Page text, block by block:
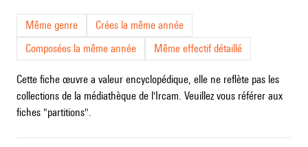
Même genre
Crées la même année
Composées la même année
Même effectif détaillé
Cette fiche œuvre a valeur encyclopédique, elle ne reflète pas les
collections de la médiathèque de l'Ircam. Veuillez vous référer aux
fiches "partitions".